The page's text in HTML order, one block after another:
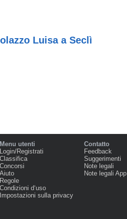
Luisa a Seclì
Menu utenti
Login/Registrati
Classifica
Concorsi
Aiuto
Regole
Condizioni d‘uso
Impostazioni sulla privacy
Contatto
Feedback
Suggerimenti
Note legali
Note legali App